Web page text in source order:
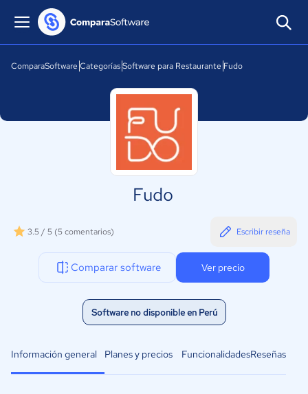
ComparaSoftware CategoríasSoftware para Restaurante Fudo
Fudo
3.5 / 5 (5 comentarios) Escribir reseña
Comparar software Ver precio
Software no disponible en Perú
Información general Planes y precios FuncionalidadesReseñas